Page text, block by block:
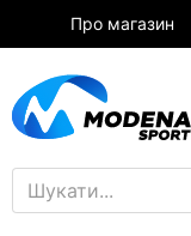
Про магазин